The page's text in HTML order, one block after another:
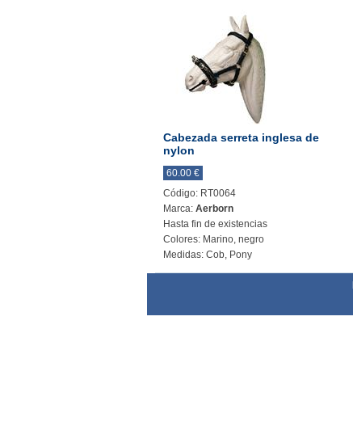
Cabezada serreta inglesa de
nylon
60.00 €
Código: RT0064
Marca: Aerborn
Hasta fin de existencias
Colores: Marino, negro
Medidas: Cob, Pony